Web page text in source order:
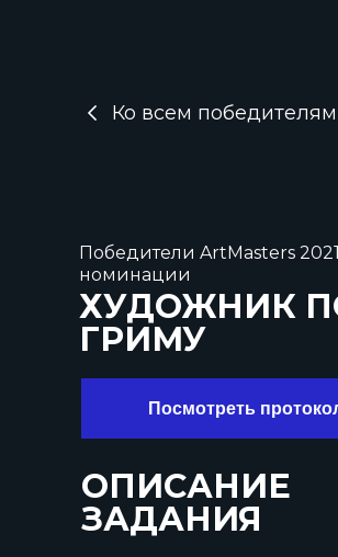
Победители ArtMasters
номинации
ХУДОЖНИК
ГРИМУ
Ко всем победителям
Посмотреть
ОПИСАНИЕ
ЗАДАНИЯ